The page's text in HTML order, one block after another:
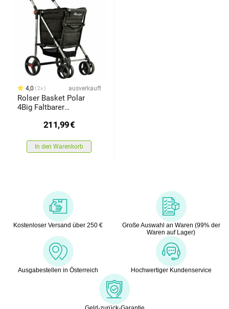
4,0 2x ausverkauft
Rolser Basket Polar
4Big Faltbarer
Rädern, Schwarz
211,99€
In den Warenkorb
Kostenloser Versand über 250 €
Große Auswahl an Waren (99% der
Waren auf Lager)
Ausgabestellen in Österreich Hochwertiger Kundenservice